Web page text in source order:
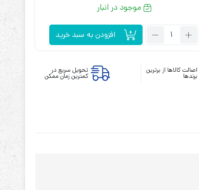
موجود در انبار
تعداد:
اس
افزودن به سبد خرید
اصالت کالاها از برترین
برندها
تحویل سریع در
کمترین زمان ممکن